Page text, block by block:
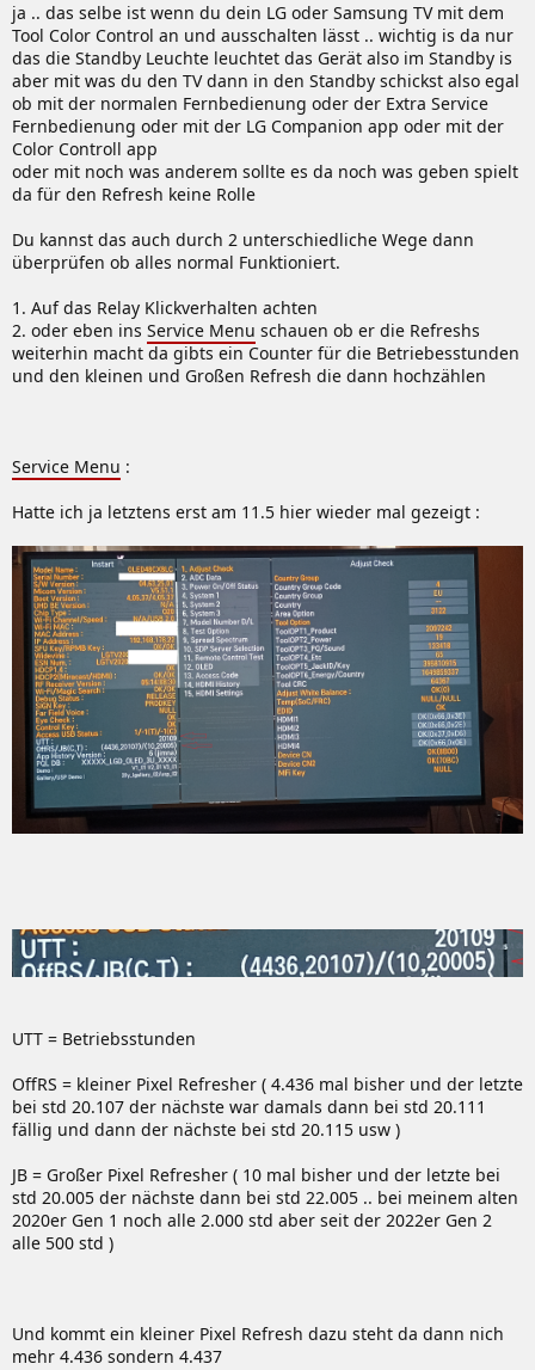
ja .. das selbe ist wenn du dein LG oder Samsung TV mit dem
Tool Color Control an und ausschalten lässt .. wichtig is da nur
das die Standby Leuchte leuchtet das Gerät also im Standby is
aber mit was du den TV dann in den Standby schickst also egal
ob mit der normalen Fernbedienung oder der Extra Service
Fernbedienung oder mit der LG Companion app oder mit der
Color Controll app
oder mit noch was anderem sollte es da noch was geben spielt
da für den Refresh keine Rolle
Du kannst das auch durch 2 unterschiedliche Wege dann
überprüfen ob alles normal Funktioniert.
1. Auf das Relay Klickverhalten achten
2. oder eben ins Service Menu schauen ob er die Refreshs
weiterhin macht da gibts ein Counter für die Betriebesstunden
und den kleinen und Großen Refresh die dann hochzählen
Service Menu :
Hatte ich ja letztens erst am 11.5 hier wieder mal gezeigt :
UTT = Betriebsstunden
OffRS = kleiner Pixel Refresher ( 4.436 mal bisher und der letzte
bei std 20.107 der nächste war damals dann bei std 20.111
fällig und dann der nächste bei std 20.115 usw )
JB = Großer Pixel Refresher ( 10 mal bisher und der letzte bei
std 20.005 der nächste dann bei std 22.005 .. bei meinem alten
2020er Gen 1 noch alle 2.000 std aber seit der 2022er Gen 2
alle 500 std )
Und kommt ein kleiner Pixel Refresh dazu steht da dann nich
mehr 4.436 sondern 4.437